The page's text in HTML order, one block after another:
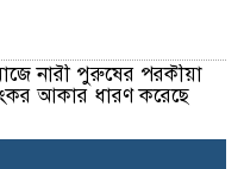
নারী পুরুষের পরকীয়া
আকার ধারণ করেছে